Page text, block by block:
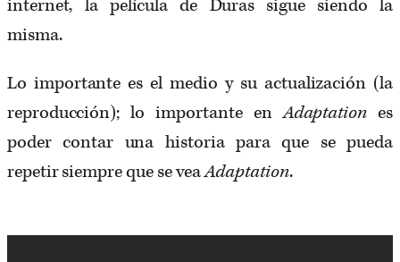
internet, la película de Duras sigue siendo la
misma.
Lo importante es el medio y su actualización (la
reproducción); lo importante enAdaptation es
poder contar una historia para que se pueda
repetir siempre que se veaAdaptation.